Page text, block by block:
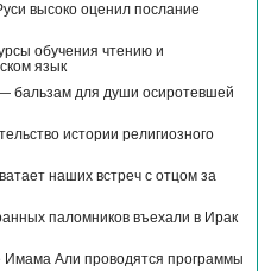
высоко оценил послание
обучения чтению и
язык
бальзам для души осиротевшей
истории религиозного
наших встреч с отцом за
паломников въехали в Ирак
Имама Али проводятся программы